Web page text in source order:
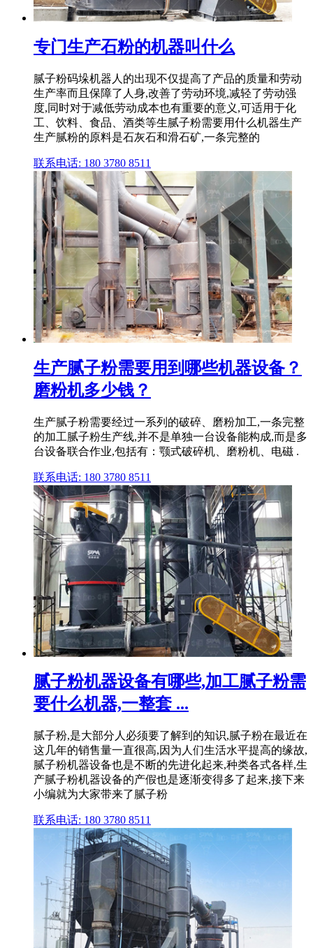
专门生产石粉的机器叫什么
腻子粉码垛机器人的出现不仅提高了产品的质量和劳动
生产率而且保障了人身,改善了劳动环境,减轻了劳动强
度,同时对于减低劳动成本也有重要的意义,可适用于化
工、饮料、食品、酒类等生腻子粉需要用什么机器生产
生产腻粉的原料是石灰石和滑石矿,一条完整的
联系电话: 180 3780 8511
生产腻子粉需要用到哪些机器设备？
磨粉机多少钱？
生产腻子粉需要经过一系列的破碎、磨粉加工,一条完整
的加工腻子粉生产线,并不是单独一台设备能构成,而是多
台设备联合作业,包括有：颚式破碎机、磨粉机、电磁 .
联系电话: 180 3780 8511
腻子粉机器设备有哪些,加工腻子粉需
要什么机器,一整套 ...
腻子粉,是大部分人必须要了解到的知识,腻子粉在最近在
这几年的销售量一直很高,因为人们生活水平提高的缘故,
腻子粉机器设备也是不断的先进化起来,种类各式各样,生
产腻子粉机器设备的产假也是逐渐变得多了起来,接下来
小编就为大家带来了腻子粉
联系电话: 180 3780 8511